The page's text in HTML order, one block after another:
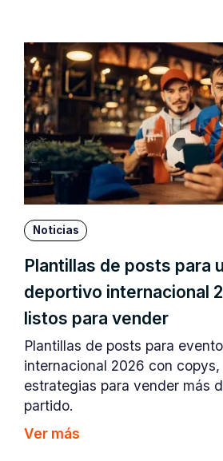
Noticias
Plantillas de posts para
deportivo internacional
listos para vender
Plantillas de posts para
internacional 2026 con copys,
estrategias para vender más
partido.
Ver más